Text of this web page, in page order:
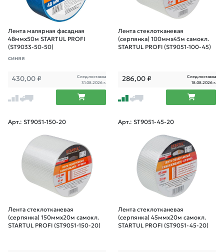
Лента малярная фасадная
48ммх50м STARTUL PROFI
(ST9033-50-50)
синяя
430,00 ₽
След.поставка
31.08.2026 г.
Лента стеклотканевая
(серпянка) 100ммх45м самокл.
STARTUL PROFI (ST9051-100-45)
286,00₽
След.поставка
18.08.2026 г.
Арт.: ST9051-150-20
Лента стеклотканевая
(серпянка) 150ммх20м самокл.
STARTUL PROFI (ST9051-150-20)
Арт.: ST9051-45-20
Лента стеклотканевая
(серпянка) 45ммх20м самокл.
STARTUL PROFI (ST9051-45-20)